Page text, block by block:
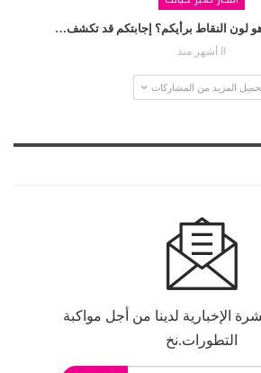
لون النقاط برأيكم؟ إجابتكم قد تكشف…
8 أشهر منذ
المزيد من المشاركات
الإخبارية لدينا من أجل مواكبة
التطورات.نخ